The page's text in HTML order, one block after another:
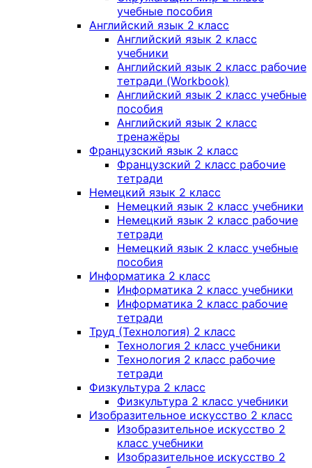
учебные пособия
Английский язык 2 класс
Английский язык 2 класс
учебники
Английский язык 2 класс рабочие
тетради (Workbook)
Английский язык 2 класс учебные
пособия
Английский язык 2 класс
тренажёры
Французский язык 2 класс
Французский 2 класс рабочие
тетради
Немецкий язык 2 класс
Немецкий язык 2 класс учебники
Немецкий язык 2 класс рабочие
тетради
Немецкий язык 2 класс учебные
пособия
Информатика 2 класс
Информатика 2 класс учебники
Информатика 2 класс рабочие
тетради
Труд (Технология) 2 класс
Технология 2 класс учебники
Технология 2 класс рабочие
тетради
Физкультура 2 класс
Физкультура 2 класс учебники
Изобразительное искусство 2 класс
Изобразительное искусство 2
класс учебники
Изобразительное искусство 2